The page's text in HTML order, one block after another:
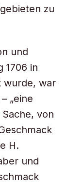
zu
und
1706 in
wurde, war
„eine
von
H.
und